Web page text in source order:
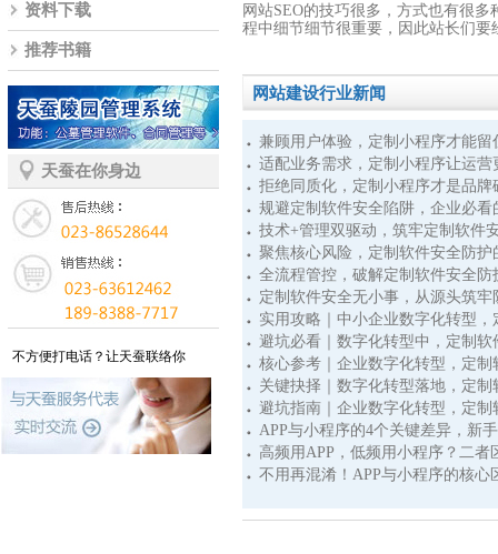
资料下载
推荐书籍
网站建设知识
APP资料库
网站模板
天蚕在你身边
不方便打电话？让天蚕联络你
网站SEO的技巧很多，方式也有很
程中细节细节很重要，因此站长们
网站建设行业新闻
兼顾用户体验，定制小程序才能留
适配业务需求，定制小程序让运营
拒绝同质化，定制小程序才是品牌
规避定制软件安全陷阱，企业必看
技术+管理双驱动，筑牢定制软件
聚焦核心风险，定制软件安全防护
全流程管控，破解定制软件安全防
定制软件安全无小事，从源头筑牢
实用攻略｜中小企业数字化转型
避坑必看｜数字化转型中，定制软
核心参考｜企业数字化转型，定
关键抉择｜数字化转型落地，定
避坑指南｜企业数字化转型，定
APP与小程序的4个关键差异，新
高频用APP，低频用小程序？二者
不用再混淆！APP与小程序的核心